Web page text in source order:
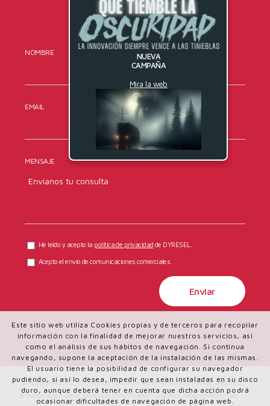
NUEVA
CAMPAÑA
Mira la web
NOMBRE APELLIDOS
EMAIL TELÉFONO
MENSAJE
He leído y acepto la política de privacidad de DYRESEL.
Acepto el envío de comunicaciones comerciales.
@2025 DYRESEL - Ponemos la luz en movimiento | Sistemas eléctricos
e iluminación para vehículos industriales. Diseño y programación por
Este sitio web utiliza Cookies propias y de terceros para recopilar
información con la finalidad de mejorar nuestros servicios, así
como el análisis de sus hábitos de navegación. Si continua
navegando, supone la aceptación de la instalación de las mismas.
El usuario tiene la posibilidad de configurar su navegador
pudiendo, si así lo desea, impedir que sean instaladas en su disco
duro, aunque deberá tener en cuenta que dicha acción podrá
ocasionar dificultades de navegación de página web.